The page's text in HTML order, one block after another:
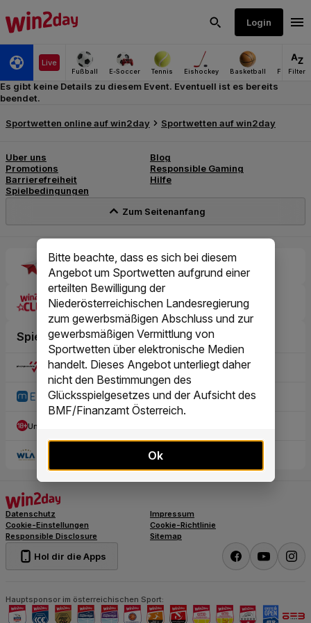
Bitte beachte, dass es sich bei diesem
Angebot um Sportwetten aufgrund einer
erteilten Bewilligung der
Niederösterreichischen Landesregierung
zum gewerbsmäßigen Abschluss und zur
gewerbsmäßigen Vermittlung von
Sportwetten über elektronische Medien
handelt. Dieses Angebot unterliegt daher
nicht den Bestimmungen des
Glücksspielgesetzes und der Aufsicht des
BMF/Finanzamt Österreich.
Ok
Es gibt keine Details zu diesem Event. Eventuell ist es bereits
beendet.